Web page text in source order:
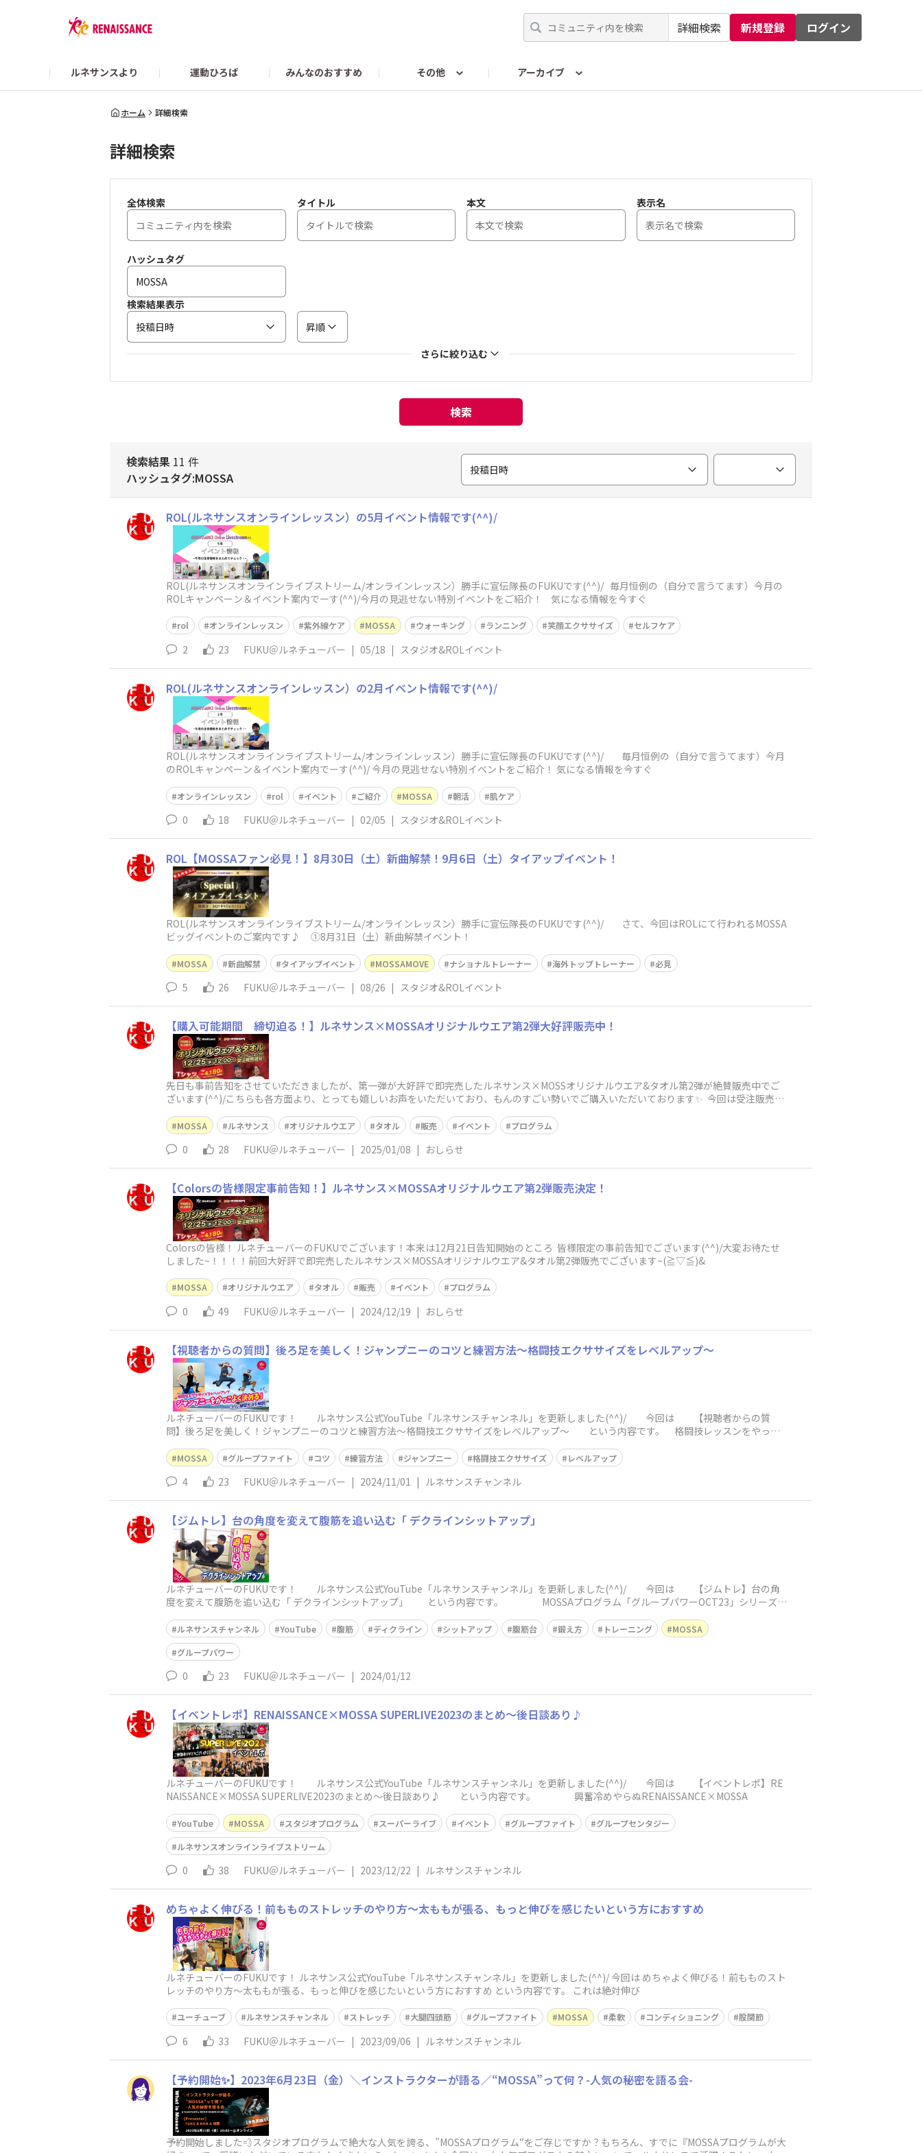
詳細検索 新規登録 ログイン
ルネサンスより 運動ひろば みんなのおすすめ その他
Colorsガイド
オンラインショップ
アーカイブ
【2/22まで】👜 What’s in my RENA BAG？
ホーム 詳細検索
詳細検索
全体検索 タイトル 本文 表示名
ハッシュタグ
検索結果表示
投稿日時
昇順
さらに絞り込む
検索
検索結果 11 件
ハッシュタグ:MOSSA
投稿日時
ROL(ルネサンスオンラインレッスン）の5月イベント情報です(^^)/
ROL(ルネサンスオンラインライブストリーム/オンラインレッスン）勝手に宣伝隊長のFUKUです(^^)/ 毎月恒例の（自分で言うてます）今月の
ROLキャンペーン＆イベント案内でーす(^^)/今月の見逃せない特別イベントをご紹介！ 気になる情報を今すぐ
rol オンラインレッスン 紫外線ケア MOSSA ウォーキング ランニング 笑顔エクササイズ セルフケア
2 23 FUKU＠ルネチューバー | 05/18 | スタジオ&ROLイベント
ROL(ルネサンスオンラインレッスン）の2月イベント情報です(^^)/
ROL(ルネサンスオンラインライブストリーム/オンラインレッスン）勝手に宣伝隊長のFUKUです(^^)/ 毎月恒例の（自分で言うてます）今月
のROLキャンペーン＆イベント案内でーす(^^)/ 今月の見逃せない特別イベントをご紹介！ 気になる情報を今すぐ
オンラインレッスン rol イベント ご紹介 MOSSA 朝活 肌ケア
0 18 FUKU＠ルネチューバー | 02/05 | スタジオ&ROLイベント
ROL【MOSSAファン必見！】8月30日（土）新曲解禁！9月6日（土）タイアップイベント！
ROL(ルネサンスオンラインライブストリーム/オンラインレッスン）勝手に宣伝隊長のFUKUです(^^)/ さて、今回はROLにて行われるMOSSA
ビッグイベントのご案内です♪ ①8月31日（土）新曲解禁イベント！
MOSSA 新曲解禁 タイアップイベント MOSSAMOVE ナショナルトレーナー 海外トップトレーナー 必見
5 26 FUKU＠ルネチューバー | 08/26 | スタジオ&ROLイベント
【購入可能期間 締切迫る！】ルネサンス×MOSSAオリジナルウエア第2弾大好評販売中！
先日も事前告知をさせていただきましたが、第一弾が大好評で即完売したルネサンス×MOSSオリジナルウエア&タオル第2弾が絶賛販売中でご
ざいます(^^)/こちらも各方面より、とっても嬉しいお声をいただいており、もんのすごい勢いでご購入いただいております✨ 今回は受注販売で
MOSSA ルネサンス オリジナルウエア タオル 販売 イベント プログラム
0 28 FUKU＠ルネチューバー | 2025/01/08 | おしらせ
【Colorsの皆様限定事前告知！】ルネサンス×MOSSAオリジナルウエア第2弾販売決定！
Colorsの皆様！ ルネチューバーのFUKUでございます！本来は12月21日告知開始のところ 皆様限定の事前告知でございます(^^)/大変お待たせ
しました~！！！！前回大好評で即完売したルネサンス×MOSSAオリジナルウエア&タオル第2弾販売でございます~(≧▽≦)&
MOSSA オリジナルウエア タオル 販売 イベント プログラム
0 49 FUKU＠ルネチューバー | 2024/12/19 | おしらせ
【視聴者からの質問】後ろ足を美しく！ジャンプニーのコツと練習方法〜格闘技エクササイズをレベルアップ〜
ルネチューバーのFUKUです！ ルネサンス公式YouTube「ルネサンスチャンネル」を更新しました(^^)/ 今回は 【視聴者からの質
問】後ろ足を美しく！ジャンプニーのコツと練習方法〜格闘技エクササイズをレベルアップ〜 という内容です。 格闘技レッスンをやって
MOSSA グループファイト コツ 練習方法 ジャンプニー 格闘技エクササイズ レベルアップ
4 23 FUKU＠ルネチューバー | 2024/11/01 | ルネサンスチャンネル
【ジムトレ】台の角度を変えて腹筋を追い込む「 デクラインシットアップ」
ルネチューバーのFUKUです！ ルネサンス公式YouTube「ルネサンスチャンネル」を更新しました(^^)/ 今回は 【ジムトレ】台の角
度を変えて腹筋を追い込む「 デクラインシットアップ」 という内容です。 MOSSAプログラム「グループパワーOCT23」シリーズで
ルネサンスチャンネル YouTube 腹筋 ディクライン シットアップ 腹筋台 鍛え方 トレーニング
MOSSA
グループパワー
0 23 FUKU＠ルネチューバー | 2024/01/12
【イベントレポ】RENAISSANCE×MOSSA SUPERLIVE2023のまとめ～後日談あり♪
ルネチューバーのFUKUです！ ルネサンス公式YouTube「ルネサンスチャンネル」を更新しました(^^)/ 今回は 【イベントレポ】RE
NAISSANCE×MOSSA SUPERLIVE2023のまとめ～後日談あり♪ という内容です。 興奮冷めやらぬRENAISSANCE×MOSSA
YouTube MOSSA スタジオプログラム スーパーライブ イベント グループファイト
グループセンタジー
ルネサンスオンラインライブストリーム
0 38 FUKU＠ルネチューバー | 2023/12/22 | ルネサンスチャンネル
めちゃよく伸びる！前もものストレッチのやり方〜太ももが張る、もっと伸びを感じたいという方におすすめ
ルネチューバーのFUKUです！ ルネサンス公式YouTube「ルネサンスチャンネル」を更新しました(^^)/ 今回は めちゃよく伸びる！前もものスト
レッチのやり方〜太ももが張る、もっと伸びを感じたいという方におすすめ という内容です。 これは絶対伸び
ユーチューブ ルネサンスチャンネル ストレッチ 大腿四頭筋 グループファイト MOSSA 柔軟 コンディショニング 股関節
6 33 FUKU＠ルネチューバー | 2023/09/06 | ルネサンスチャンネル
【予約開始✨】2023年6月23日（金）＼インストラクターが語る／“MOSSA”って何？-人気の秘密を語る会-
予約開始しました💨スタジオプログラムで絶大な人気を誇る、”MOSSAプログラム”をご存じですか？もちろん、すでに『MOSSAプログラムが大